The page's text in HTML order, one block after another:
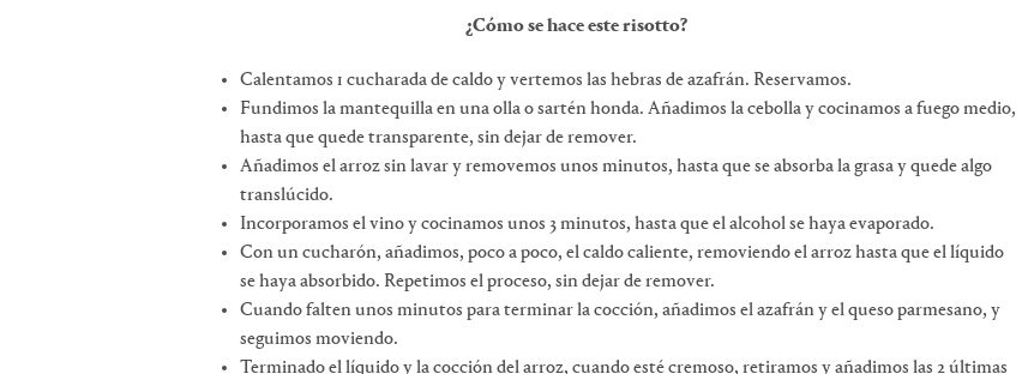
¿Cómo se hace este risotto?
Calentamos 1 cucharada de caldo y vertemos las hebras de azafrán. Reservamos.
Fundimos la mantequilla en una olla o sartén honda. Añadimos la cebolla y cocinamos a fuego medio,
hasta que quede transparente, sin dejar de remover.
Añadimos el arroz sin lavar y removemos unos minutos, hasta que se absorba la grasa y quede algo
translúcido.
Incorporamos el vino y cocinamos unos 3 minutos, hasta que el alcohol se haya evaporado.
Con un cucharón, añadimos, poco a poco, el caldo caliente, removiendo el arroz hasta que el líquido
se haya absorbido. Repetimos el proceso, sin dejar de remover.
Cuando falten unos minutos para terminar la cocción, añadimos el azafrán y el queso parmesano, y
seguimos moviendo.
Terminado el líquido y la cocción del arroz, cuando esté cremoso, retiramos y añadimos las 2 últimas